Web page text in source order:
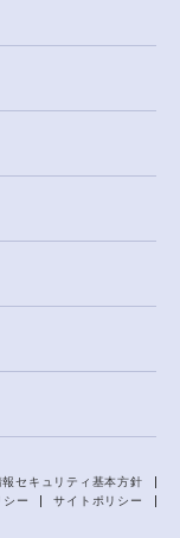
報セキュリティ基本方針
シー
サイトポリシー